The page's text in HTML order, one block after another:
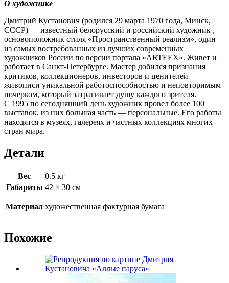
О художнике
Дмитрий Кустанович (родился 29 марта 1970 года, Минск,
СССР) — известный белорусский и российский художник ,
основоположник стиля «Пространственный реализм», один
из самых востребованных из лучших современных
художников России по версии портала «ARTEEX». Живет и
работает в Санкт-Петербурге. Мастер добился признания
критиков, коллекционеров, инвесторов и ценителей
живописи уникальной работоспособностью и неповторимым
почерком, который затрагивает душу каждого зрителя.
С 1995 по сегодняшний день художник провел более 100
выставок, из них большая часть — персональные. Его работы
находятся в музеях, галереях и частных коллекциях многих
стран мира.
Детали
Вес
0.5 кг
Габариты 42 × 30 см
Материал художественная фактурная бумага
Похожие